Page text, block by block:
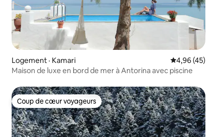
Logement · Kamari Note
4,96 (45)
Maison de luxe en bord de mer à Antorina avec piscine
Coup de cœur voyageurs
Coup de cœur voyageurs